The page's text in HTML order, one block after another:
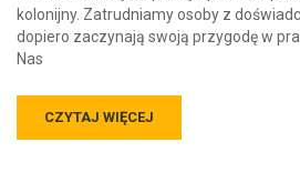
kolonijny. Zatrudniamy osoby z
dopiero zaczynają swoją przygodę w
Nas
CZYTAJ WIĘCEJ